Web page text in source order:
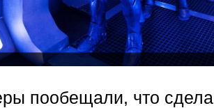
пообещали, что